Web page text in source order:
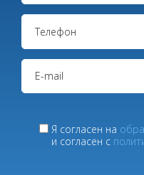
Я согласен на
и согласен с